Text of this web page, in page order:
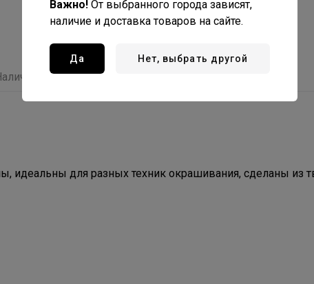
Отзывы
идеальны для разных техник окрашивания, сделаны из
Важно! От выбранного города зависят,
наличие и доставка товаров на сайте.
Да Нет, выбрать другой